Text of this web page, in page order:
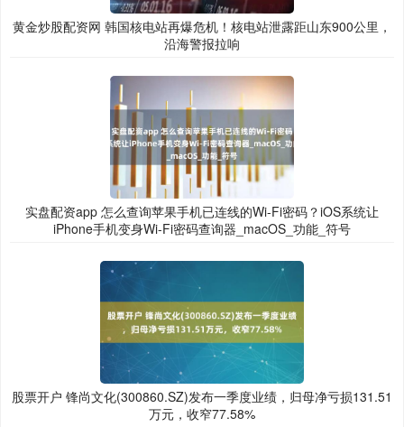
黄金炒股配资网 韩国核电站再爆危机！核电站泄露距山东900公里，
沿海警报拉响
实盘配资app 怎么查询苹果手机已连线的Wi-Fi密码？iOS系统让
iPhone手机变身Wi-Fi密码查询器_macOS_功能_符号
股票开户 锋尚文化(300860.SZ)发布一季度业绩，归母净亏损131.51
万元，收窄77.58%